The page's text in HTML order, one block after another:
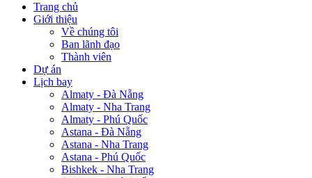
Trang chủ
Giới thiệu
Về chúng tôi
Ban lãnh đạo
Thành viên
Dự án
Lịch bay
Almaty - Đà Nẵng
Almaty - Nha Trang
Almaty - Phú Quốc
Astana - Đà Nẵng
Astana - Nha Trang
Astana - Phú Quốc
Bishkek - Nha Trang